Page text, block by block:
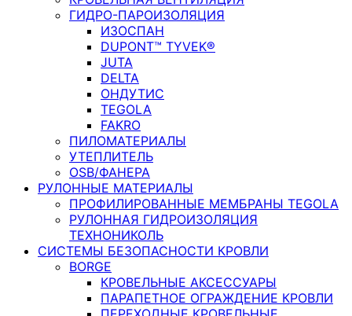
ГИДРО-ПАРОИЗОЛЯЦИЯ
ИЗОСПАН
DUPONT™ TYVEK®
JUTA
DELTA
ОНДУТИС
TEGOLA
FAKRO
ПИЛОМАТЕРИАЛЫ
УТЕПЛИТЕЛЬ
OSB/ФАНЕРА
РУЛОННЫЕ МАТЕРИАЛЫ
ПРОФИЛИРОВАННЫЕ МЕМБРАНЫ TEGOLA
РУЛОННАЯ ГИДРОИЗОЛЯЦИЯ
ТЕХНОНИКОЛЬ
СИСТЕМЫ БЕЗОПАСНОСТИ КРОВЛИ
BORGE
КРОВЕЛЬНЫЕ АКСЕССУАРЫ
ПАРАПЕТНОЕ ОГРАЖДЕНИЕ КРОВЛИ